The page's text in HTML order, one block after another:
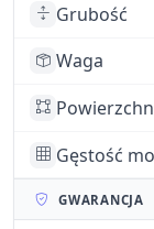
Grubość
Waga
Gęstość
GWARANCJA